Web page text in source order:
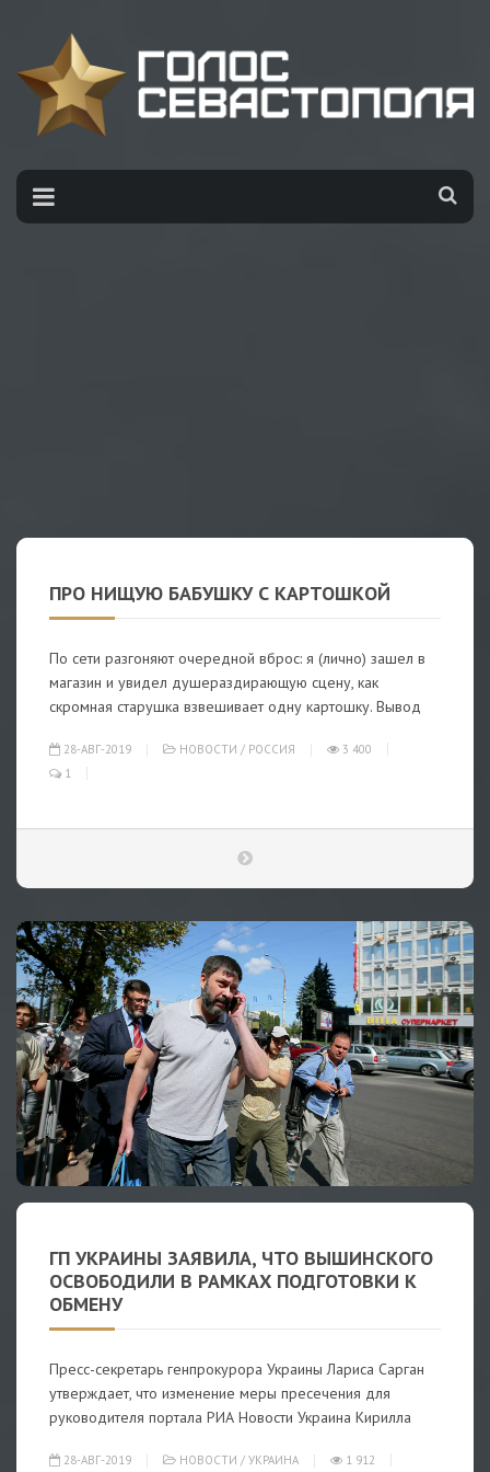
ПРО НИЩУЮ БАБУШКУ С КАРТОШКОЙ
По сети разгоняют очередной вброс: я (лично) зашел в
магазин и увидел душераздирающую сцену, как
скромная старушка взвешивает одну картошку. Вывод
28-АВГ-2019 НОВОСТИ / РОССИЯ
3 400
1
ГП УКРАИНЫ ЗАЯВИЛА, ЧТО ВЫШИНСКОГО
ОСВОБОДИЛИ В РАМКАХ ПОДГОТОВКИ К
ОБМЕНУ
Пресс-секретарь генпрокурора Украины Лариса Сарган
утверждает, что изменение меры пресечения для
руководителя портала РИА Новости Украина Кирилла
28-АВГ-2019 НОВОСТИ / УКРАИНА 1 912